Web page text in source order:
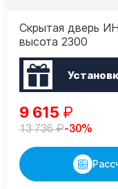
Скрытая дверь
высота 2300
9 615 ₽
13 736₽-30%